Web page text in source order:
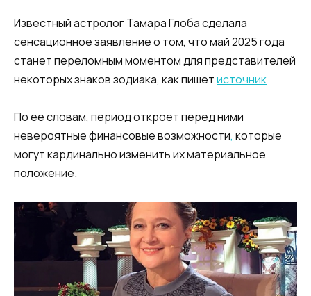
Известный астролог Тамара Глоба сделала
сенсационное заявление о том, что май 2025 года
станет переломным моментом для представителей
некоторых знаков зодиака, как пишетисточник
По ее словам, период откроет перед ними
невероятные финансовые возможности, которые
могут кардинально изменить их материальное
положение.